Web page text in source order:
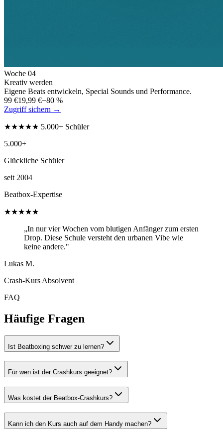
Woche 04
Kreativ werden
Eigene Beats entwickeln, Special Sounds und Performance.
99 €19,99 €−80 %
Zugriff sichern →
★★★★★ 5.000+ Schüler
5.000+
Glückliche Schüler
seit 2004
Beatbox-Expertise
★★★★★
„In nur vier Wochen vom blutigen Anfänger zum ersten
Drop. Diese Schule versteht den urbanen Vibe wie
keine andere."
Lukas M.
Crash-Kurs Absolvent
FAQ
Häufige Fragen
Ist Beatboxing schwer zu lernen?
Für wen ist der Crashkurs geeignet?
Was kostet der Beatbox-Crashkurs?
Kann ich den Kurs auch auf dem Handy machen?